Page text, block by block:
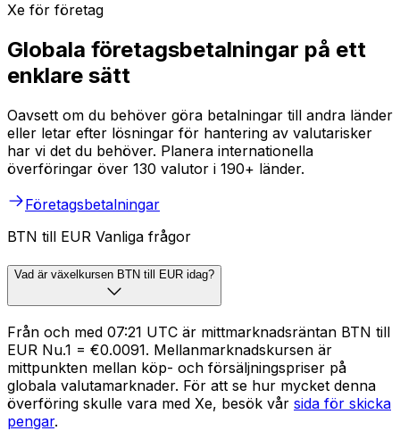
Xe för företag
Globala företagsbetalningar på ett
enklare sätt
Oavsett om du behöver göra betalningar till andra länder
eller letar efter lösningar för hantering av valutarisker
har vi det du behöver. Planera internationella
överföringar över 130 valutor i 190+ länder.
Företagsbetalningar
BTN till EUR Vanliga frågor
Vad är växelkursen BTN till EUR idag?
Från och med 07:21 UTC är mittmarknadsräntan BTN till
EUR Nu.1 = €0.0091. Mellanmarknadskursen är
mittpunkten mellan köp- och försäljningspriser på
globala valutamarknader. För att se hur mycket denna
överföring skulle vara med Xe, besök vår sida för skicka
pengar.